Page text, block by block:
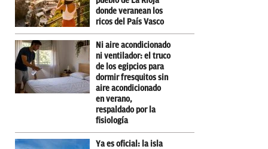
donde veranean los
ricos del País Vasco
Ni aire acondicionado
ni ventilador: el truco
de los egipcios para
dormir fresquitos sin
aire acondicionado
en verano,
respaldado por la
fisiología
Ya es oficial: la isla